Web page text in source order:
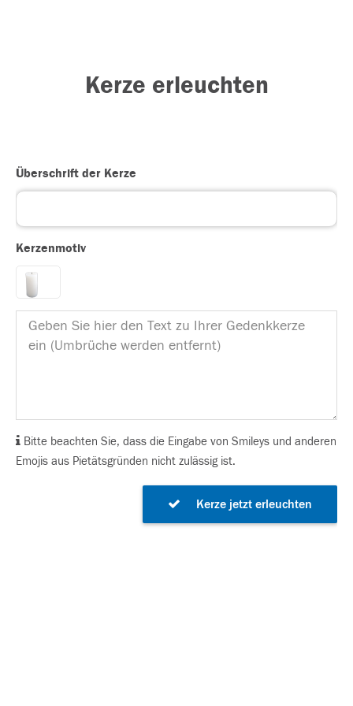
Kerze erleuchten
Überschrift der Kerze
Kerzenmotiv
Bitte beachten Sie, dass die Eingabe von Smileys und anderen
Emojis aus Pietätsgründen nicht zulässig ist.
Kerze jetzt erleuchten